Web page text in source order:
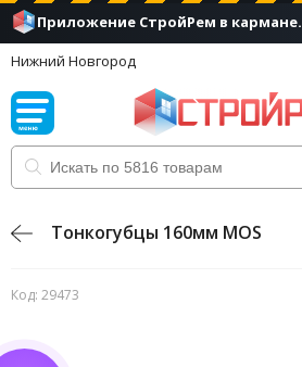
Приложение СтройРем в кармане.
Нижний Новгород
Тонкогубцы 160мм MOS
Код: 29473